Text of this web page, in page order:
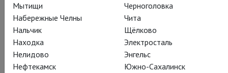
Джозеф Аркли
Мытищи
Набережные Челны
Нальчик
Находка
Нелидово
Нефтекамск
Черноголовка
Чита
Щёлково
Электросталь
Энгельс
Южно-Сахалинск